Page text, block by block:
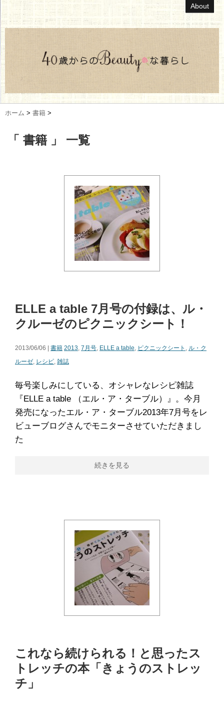
About
ホーム > 書籍 >
「 書籍 」 一覧
ELLE a table 7月号の付録は、ル・
クルーゼのピクニックシート！
2013/06/06 | 書籍 2013, 7月号, ELLE a table, ピクニックシート , ル・ク
ルーゼ, レシピ, 雑誌
毎号楽しみにしている、オシャレなレシピ雑誌
『ELLE a table （エル・ア・ターブル）』。今月
発売になったエル・ア・ターブル2013年7月号をレ
ビューブログさんでモニターさせていただきまし
た
続きを見る
これなら続けられる！と思ったス
トレッチの本「きょうのストレッ
チ」